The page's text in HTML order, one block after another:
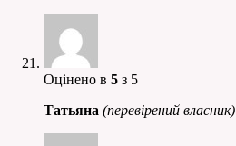
Оцінено в 5 з 5
Татьяна (перевірений власник)